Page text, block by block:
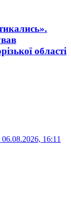
області
06.08.2026, 16:11